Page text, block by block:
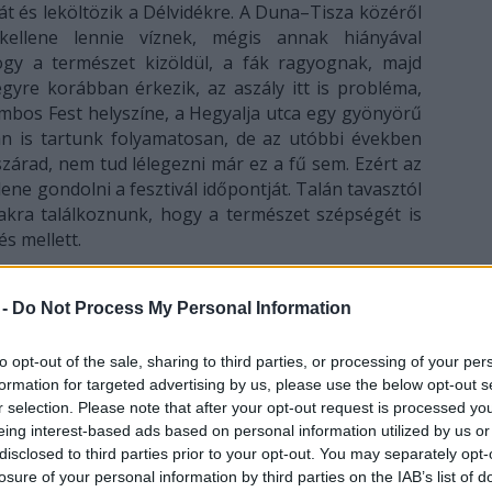
Do Not Process My Personal Information
opt-out of the sale, sharing to third parties, or processing of your
for targeted advertising by us, please use the below opt-out
selection. Please note that after your opt-out request is processed
interest-based ads based on personal information utilized by us
to third parties prior to your opt-out. You may separately
of your personal information by third parties on the IAB’s list of
és leköltözik a Délvidékre. A Duna–Tisza közéről
lennie víznek, mégis annak hiányával
a természet kizöldül, a fák ragyognak, majd
korábban érkezik, az aszály itt is probléma,
Fest helyszíne, a Hegyalja utca egy gyönyörű
is tartunk folyamatosan, de az utóbbi években
nem tud lélegezni már ez a fű sem. Ezért az
gondolni a fesztivál időpontját. Talán tavasztól
találkoznunk, hogy a természet szépségét is
mellett.
is felvetettek felhívásukban.
rengeteg értelmiségit és művészt ad a
leginkább Budapestre, tehát a kirajzás
Ebben a politika is szerepet játszik.
a közhangulat, a Délvidéken azonban még
Dombos Fest köré szerveződő értelmiség itt
épp emiatt is, szeretnénk olyan alkalmakat